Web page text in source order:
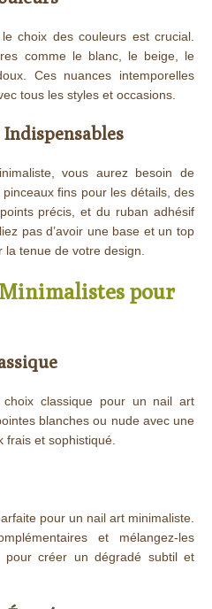
choix des couleurs est crucial.
comme le blanc, le beige, le
Ces nuances intemporelles
tous les styles et occasions.
vous aurez besoin de
fins pour les détails, des
précis, et du ruban adhésif
pas d’avoir une base et un top
la tenue de votre design.
pour
classique pour un nail art
blanches ou nude avec une
frais et sophistiqué.
pour un nail art minimaliste.
et mélangez-les
pour créer un dégradé subtil et